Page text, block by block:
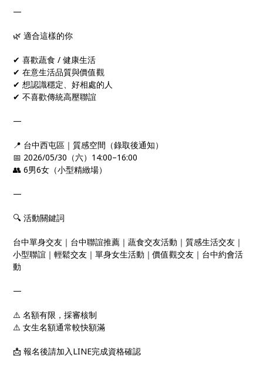
—
🌿 適合這樣的你
✔ 喜歡蔬食 / 健康生活
✔ 在意生活品質與價值觀
✔ 想認識穩定、好相處的人
✔ 不喜歡傳統高壓聯誼
—
📍 台中西屯區｜質感空間（錄取後通知）
📅 2026/05/30（六）14:00–16:00
👥 6男6女（小型精緻場）
—
🔍 活動關鍵詞
台中單身交友｜台中聯誼推薦｜蔬食交友活動｜質感生活交友｜
小型聯誼｜輕鬆交友｜單身女生活動｜價值觀交友｜台中約會活
動
—
⚠️ 名額有限，採審核制
⚠️ 女生名額通常較快額滿
📩 報名後請加入LINE完成資格確認